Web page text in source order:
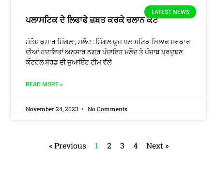
LATEST NEWS
ਪਲਾਸਟਿਕ ਦੇ ਲਿਫਾਫੇ ਜ਼ਬਤ ਕਰਕੇ ਚਲਾਨ ਕੱਟੇ
ਸੰਤੋਸ਼ ਕੁਮਾਰ ਸਿੰਗਲਾ, ਮਲੌਦ : ਸਿੰਗਲ ਯੂਜ ਪਲਾਸਟਿਕ ਖ਼ਿਲਾਫ਼ ਸਰਕਾਰ
ਦੀਆਂ ਹਦਾਇਤਾਂ ਅਨੁਸਾਰ ਨਗਰ ਪੰਚਾਇਤ ਮਲੌਦ ਤੇ ਪੰਜਾਬ ਪ੍ਰਦੂਸ਼ਣ
ਕੰਟਰੋਲ ਬੋਰਡ ਦੀ ਜੁਆਇੰਟ ਟੀਮ ਵੱਲੋਂ
READ MORE »
November 24, 2023 No Comments
« Previous 1 2 3 4 Next »